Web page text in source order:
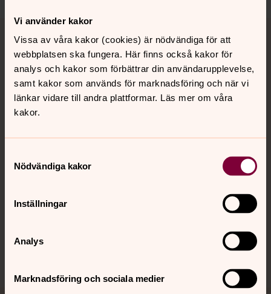
Vi använder kakor
Vissa av våra kakor (cookies) är nödvändiga för att
webbplatsen ska fungera. Här finns också kakor för
analys och kakor som förbättrar din användarupplevelse,
samt kakor som används för marknadsföring och när vi
länkar vidare till andra plattformar. Läs mer om våra
kakor.
Nödvändiga kakor
Inställningar
Analys
Marknadsföring och sociala medier
Tillbaka till toppen
Tillbaka till innehållet
Kontakt
Hitta snabbt